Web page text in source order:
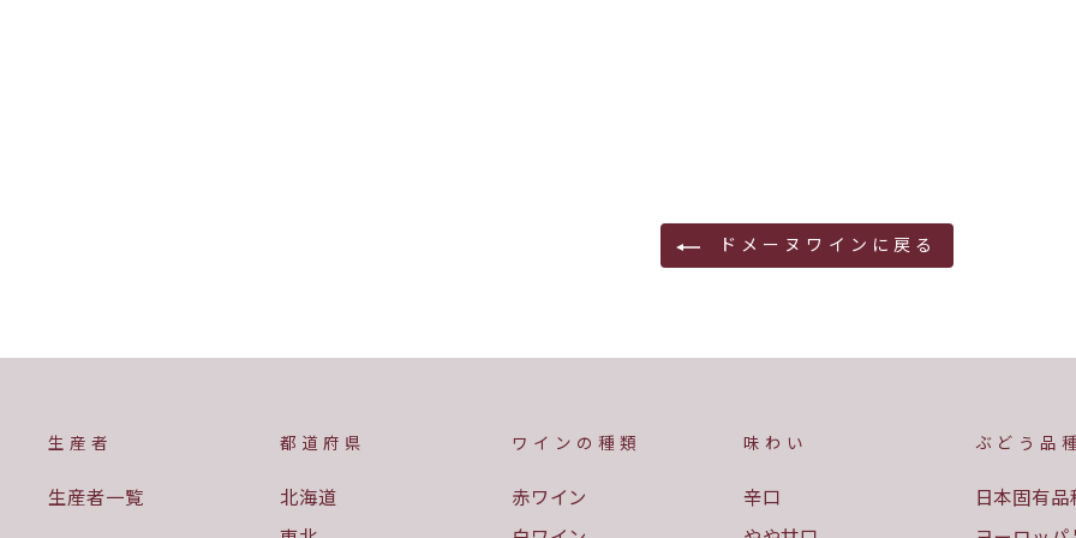
ドメーヌワインに戻る
生産者
生産者一覧
都道府県
北海道
ワインの種類
赤ワイン
味わい
辛口
ぶどう品種
日本固有品